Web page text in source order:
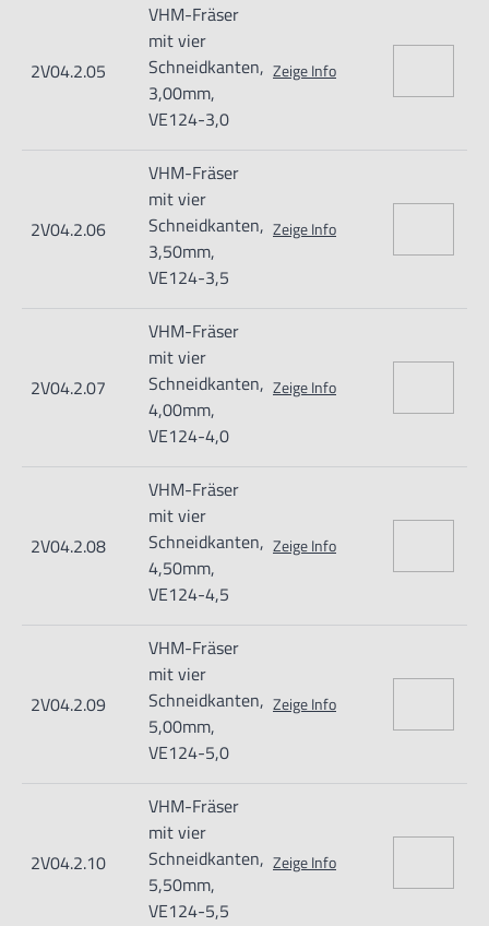
2V04.2.05
VHM-Fräser
mit vier
Schneidkanten,
3,00mm,
VE124-3,0
Zeige Info
2V04.2.06
VHM-Fräser
mit vier
Schneidkanten,
3,50mm,
VE124-3,5
Zeige Info
2V04.2.07
VHM-Fräser
mit vier
Schneidkanten,
4,00mm,
VE124-4,0
Zeige Info
2V04.2.08
VHM-Fräser
mit vier
Schneidkanten,
4,50mm,
VE124-4,5
Zeige Info
2V04.2.09
VHM-Fräser
mit vier
Schneidkanten,
5,00mm,
VE124-5,0
Zeige Info
2V04.2.10
VHM-Fräser
mit vier
Schneidkanten,
5,50mm,
VE124-5,5
Zeige Info